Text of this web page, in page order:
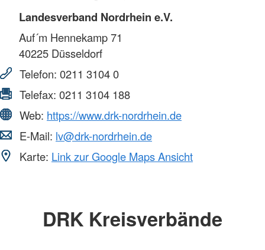
Landesverband Nordrhein e.V.
Auf´m Hennekamp 71
40225 Düsseldorf
Telefon: 0211 3104 0
Telefax: 0211 3104 188
Web: https://www.drk-nordrhein.de
E-Mail: lv@drk-nordrhein.de
Karte: Link zur Google Maps Ansicht
DRK Kreisverbände